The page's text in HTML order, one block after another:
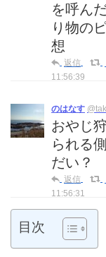
を呼ん
り物の
想
返信
11:56:39
のはなす
おやじ
られる
だい？
返信
11:56:31
目次